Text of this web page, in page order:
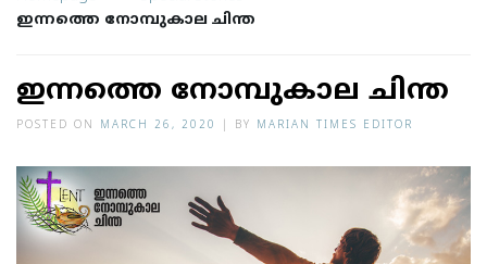
ഇന്നത്തെ നോമ്പുകാല ചിന്ത
ഇന്നത്തെ നോമ്പുകാല ചിന്ത
POSTED ON MARCH 26, 2020 BY MARIAN TIMES EDITOR